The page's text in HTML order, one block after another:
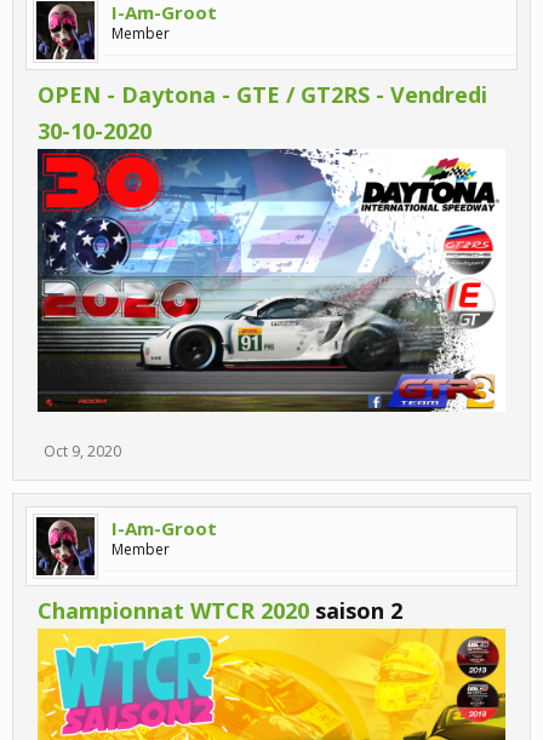
I-Am-Groot
Member
OPEN - Daytona - GTE / GT2RS - Vendredi
30-10-2020
Oct 9, 2020
I-Am-Groot
Member
Championnat WTCR 2020 saison 2